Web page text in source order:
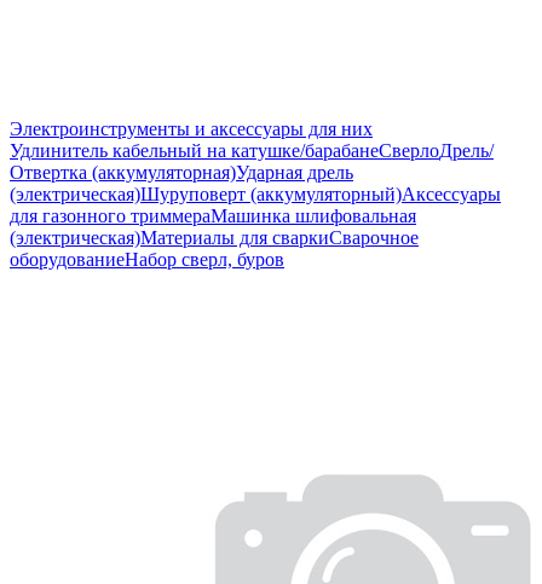
Электроинструменты и аксессуары для них
Удлинитель кабельный на катушке/барабанеСверлоДрель/
Отвертка (аккумуляторная)Ударная дрель
(электрическая)Шуруповерт (аккумуляторный)Аксессуары
для газонного триммераМашинка шлифовальная
(электрическая)Материалы для сваркиСварочное
оборудованиеНабор сверл, буров